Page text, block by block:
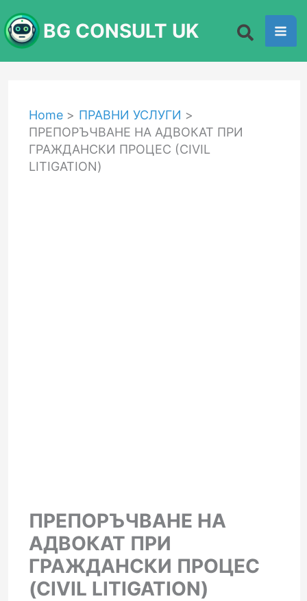
to
content
BG CONSULT UK
Home
ПРАВНИ УСЛУГИ
ПРЕПОРЪЧВАНЕ НА АДВОКАТ ПРИ
ГРАЖДАНСКИ ПРОЦЕС (CIVIL
LITIGATION)
ПРЕПОРЪЧВАНЕ НА
АДВОКАТ ПРИ
ГРАЖДАНСКИ ПРОЦЕС
(CIVIL LITIGATION)